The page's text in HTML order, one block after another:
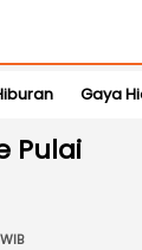
Gaya
Pulai